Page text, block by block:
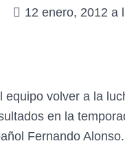
12 enero, 2012 a
volver a la
en la
Fernando Alonso.